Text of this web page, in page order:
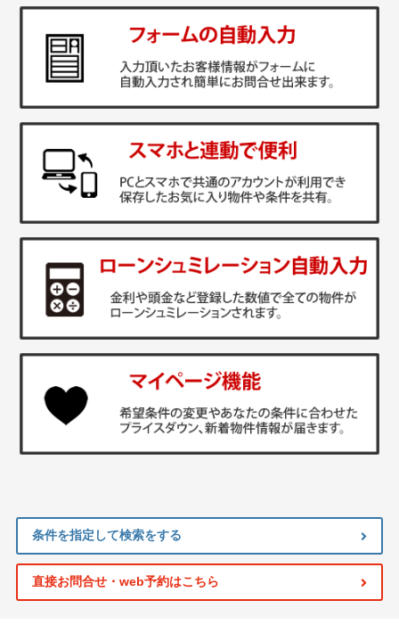
条件を指定して検索をする
直接お問合せ・web予約はこちら